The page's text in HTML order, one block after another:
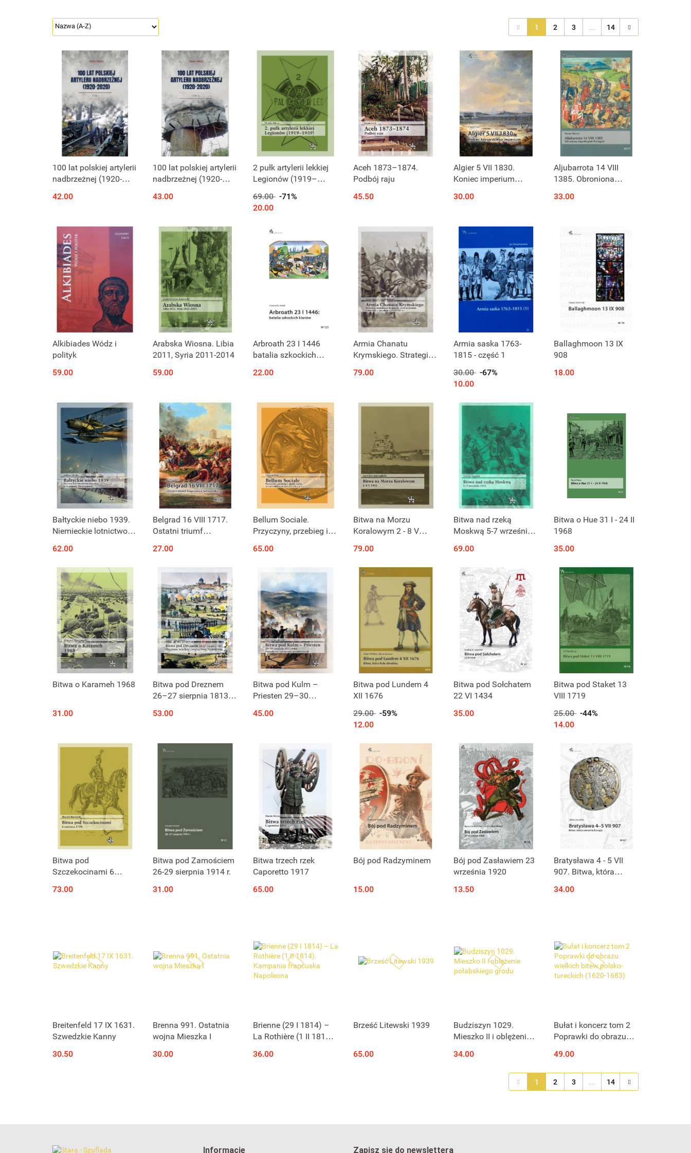
1 2 3 ... 14
100 lat polskiej artylerii
nadbrzeżnej (1920-
42.00
100 lat polskiej artylerii
nadbrzeżnej (1920-
43.00
2 pułk artylerii lekkiej
Legionów (1919–
69.00 -71%
20.00
Aceh 1873–1874.
Podbój raju
45.50
Algier 5 VII 1830.
Koniec imperium
30.00
Aljubarrota 14 VIII
1385. Obroniona
Portugalii
33.00
Alkibiades Wódz i
polityk
59.00
Arabska Wiosna. Libia
2011, Syria 2011-2014
59.00
Arbroath 23 I 1446
batalia szkockich
22.00
Armia Chanatu
Krymskiego. Strategia,
życie codzienne i
(XV–XVIII w.)
79.00
Armia saska 1763-
1815 - część 1
30.00 -67%
10.00
Ballaghmoon 13 IX
908
18.00
Bałtyckie niebo 1939.
Niemieckie lotnictwo
Wrześniowej
62.00
Belgrad 16 VIII 1717.
Ostatni triumf
Sabaudzkiego
27.00
Bellum Sociale.
Przyczyny, przebieg i
sprzymierzeńcami
(91–88 r. p.n.e.)
65.00
Bitwa na Morzu
Koralowym 2 - 8 V
79.00
Bitwa nad rzeką
Moskwą 5-7 września
69.00
Bitwa o Hue 31 I - 24 II
1968
35.00
Bitwa o Karameh 1968
31.00
Bitwa pod Dreznem
26–27 sierpnia 1813.
zwycięstwo Napoleona
53.00
Bitwa pod Kulm –
Priesten 29–30
Przypadkowe
45.00
Bitwa pod Lundem 4
XII 1676
29.00 -59%
12.00
Bitwa pod Sołchatem
22 VI 1434
35.00
Bitwa pod Staket 13
VIII 1719
25.00 -44%
14.00
Bitwa pod
Szczekocinami 6
73.00
Bitwa pod Zamościem
26-29 sierpnia 1914 r.
31.00
Bitwa trzech rzek
Caporetto 1917
65.00
Bój pod Radzyminem
15.00
Bój pod Zasławiem 23
września 1920
13.50
Bratysława 4 - 5 VII
907. Bitwa, która
34.00
Breitenfeld 17 IX 1631.
Szwedzkie Kanny
30.50
Brenna 991. Ostatnia
wojna Mieszka I
30.00
Brienne (29 I 1814) –
La Rothière (1 II 1814).
Napoleona
36.00
Brześć Litewski 1939
65.00
Budziszyn 1029.
Mieszko II i oblężenie
34.00
Bułat i koncerz tom 2
Poprawki do obrazu
tureckich (1620-1683)
49.00
1 2 3 ... 14
Informacje Zapisz się do newslettera